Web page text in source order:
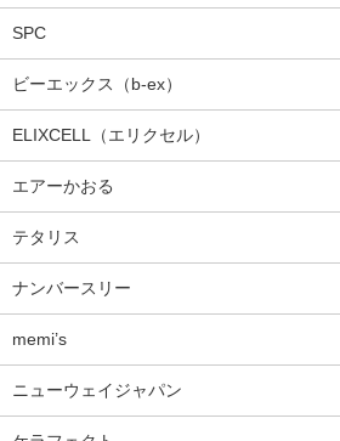
SPC
ビーエックス（b-ex）
ELIXCELL（エリクセル）
エアーかおる
テタリス
ナンバースリー
memi’s
ニューウェイジャパン